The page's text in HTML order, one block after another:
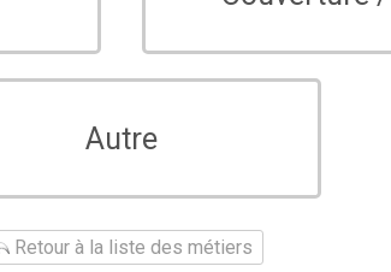
Autre
Retour à la liste des métiers